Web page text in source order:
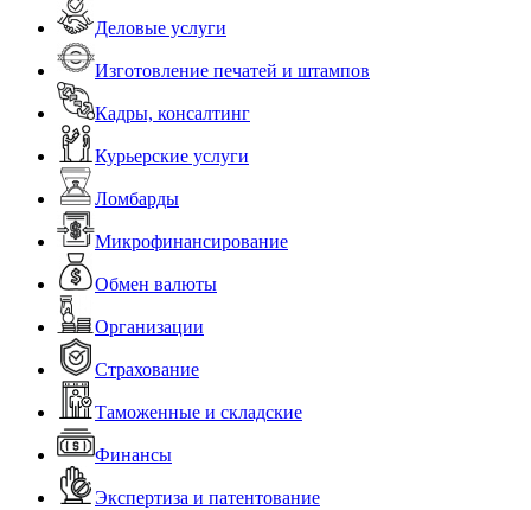
Деловые услуги
Изготовление печатей и штампов
Кадры, консалтинг
Курьерские услуги
Ломбарды
Микрофинансирование
Обмен валюты
Организации
Страхование
Таможенные и складские
Финансы
Экспертиза и патентование